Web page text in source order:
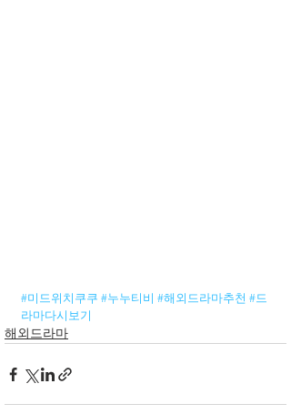
#미드위치쿠쿠 #누누티비 #해외드라마추천 #드
라마다시보기
해외드라마